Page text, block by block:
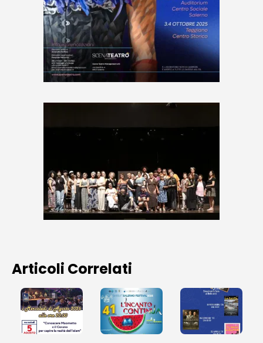
Articoli Correlati